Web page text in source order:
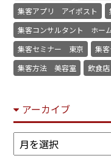
集客アプリ アイポスト
集客コンサルタント ホー
集客セミナー 東京
集
集客方法 美容室
飲食
アーカイブ
ア
ー